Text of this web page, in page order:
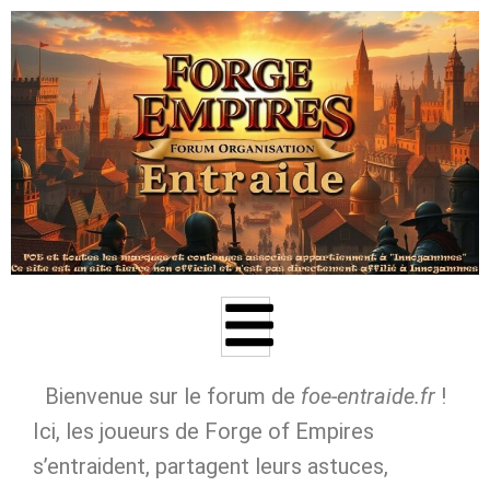
au
contenu
Bienvenue sur le forum de foe‑entraide.fr!
Ici, les joueurs de Forge of Empires
s’entraident, partagent leurs astuces,